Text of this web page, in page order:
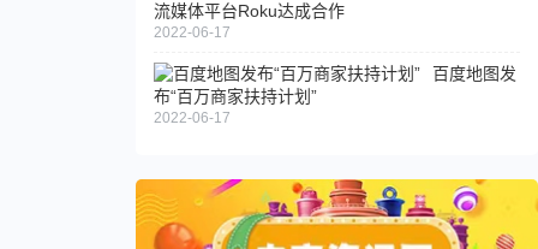
流媒体平台Roku达成合作
2022-06-17
百度地图发
布“百万商家扶持计划”
2022-06-17